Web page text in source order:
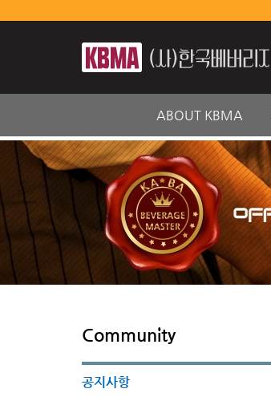
ABOUT KBMA
Community
공지사항